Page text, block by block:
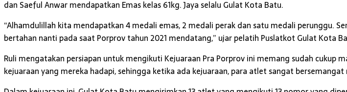
dan Saeful Anwar mendapatkan Emas kelas 61kg. Jaya selalu Gulat Kota Batu.
“Alhamdulillah kita mendapatkan 4 medali emas, 2 medali perak dan satu medali perunggu.
bertahan nanti pada saat Porprov tahun 2021 mendatang,” ujar pelatih Puslatkot Gulat Kota
Ruli mengatakan persiapan untuk mengikuti Kejuaraan Pra Porprov ini memang sudah
kejuaraan yang mereka hadapi, sehingga ketika ada kejuaraan, para atlet sangat